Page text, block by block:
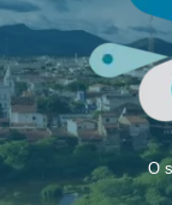
O